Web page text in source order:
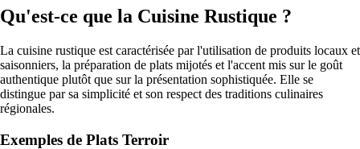
Qu'est-ce que la Cuisine Rustique ?
La cuisine rustique est caractérisée par l'utilisation de produits locaux et
saisonniers, la préparation de plats mijotés et l'accent mis sur le goût
authentique plutôt que sur la présentation sophistiquée. Elle se
distingue par sa simplicité et son respect des traditions culinaires
régionales.
Exemples de Plats Terroir